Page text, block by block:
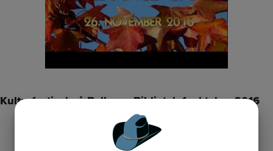
Kulturfestival på Ballerup Bibliotek 1. oktober 2016